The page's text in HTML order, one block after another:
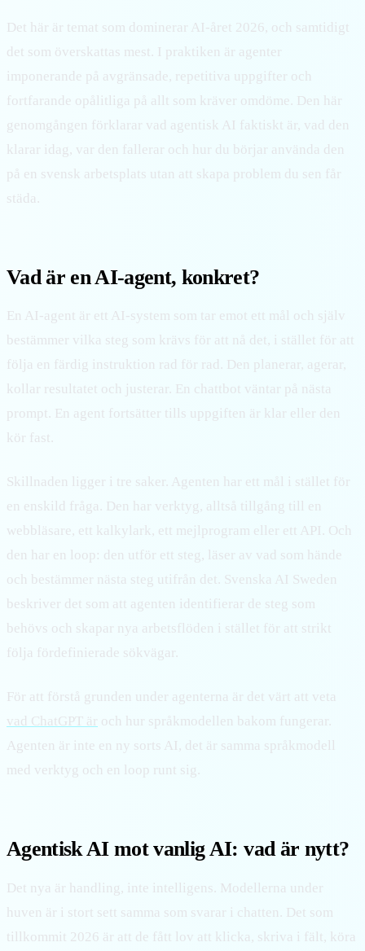
Det här är temat som dominerar AI-året 2026, och samtidigt
det som överskattas mest. I praktiken är agenter
imponerande på avgränsade, repetitiva uppgifter och
fortfarande opålitliga på allt som kräver omdöme. Den här
genomgången förklarar vad agentisk AI faktiskt är, vad den
klarar idag, var den fallerar och hur du börjar använda den
på en svensk arbetsplats utan att skapa problem du sen får
städa.
Vad är en AI-agent, konkret?
En AI-agent är ett AI-system som tar emot ett mål och själv
bestämmer vilka steg som krävs för att nå det, i stället för att
följa en färdig instruktion rad för rad. Den planerar, agerar,
kollar resultatet och justerar. En chattbot väntar på nästa
prompt. En agent fortsätter tills uppgiften är klar eller den
kör fast.
Skillnaden ligger i tre saker. Agenten har ett mål i stället för
en enskild fråga. Den har verktyg, alltså tillgång till en
webbläsare, ett kalkylark, ett mejlprogram eller ett API. Och
den har en loop: den utför ett steg, läser av vad som hände
och bestämmer nästa steg utifrån det. Svenska AI Sweden
beskriver det som att agenten identifierar de steg som
behövs och skapar nya arbetsflöden i stället för att strikt
följa fördefinierade sökvägar.
För att förstå grunden under agenterna är det värt att veta
vad ChatGPT är
och hur språkmodellen bakom fungerar.
Agenten är inte en ny sorts AI, det är samma språkmodell
med verktyg och en loop runt sig.
Agentisk AI mot vanlig AI: vad är nytt?
Det nya är handling, inte intelligens. Modellerna under
huven är i stort sett samma som svarar i chatten. Det som
tillkommit 2026 är att de fått lov att klicka, skriva i fält, köra